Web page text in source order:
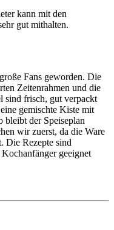
kann mit den
gut mithalten.
Fans geworden. Die
Zeitenrahmen und die
sind frisch, gut verpackt
gemischte Kiste mit
bleibt der Speiseplan
wir zuerst, da die Ware
Die Rezepte sind
geeignet